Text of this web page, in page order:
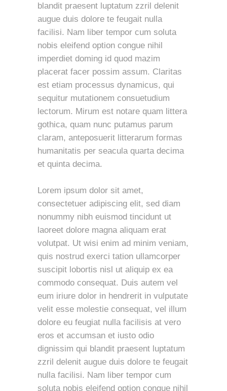
blandit praesent luptatum zzril delenit
augue duis dolore te feugait nulla
facilisi. Nam liber tempor cum soluta
nobis eleifend option congue nihil
imperdiet doming id quod mazim
placerat facer possim assum. Claritas
est etiam processus dynamicus, qui
sequitur mutationem consuetudium
lectorum. Mirum est notare quam littera
gothica, quam nunc putamus parum
claram, anteposuerit litterarum formas
humanitatis per seacula quarta decima
et quinta decima.
Lorem ipsum dolor sit amet,
consectetuer adipiscing elit, sed diam
nonummy nibh euismod tincidunt ut
laoreet dolore magna aliquam erat
volutpat. Ut wisi enim ad minim veniam,
quis nostrud exerci tation ullamcorper
suscipit lobortis nisl ut aliquip ex ea
commodo consequat. Duis autem vel
eum iriure dolor in hendrerit in vulputate
velit esse molestie consequat, vel illum
dolore eu feugiat nulla facilisis at vero
eros et accumsan et iusto odio
dignissim qui blandit praesent luptatum
zzril delenit augue duis dolore te feugait
nulla facilisi. Nam liber tempor cum
soluta nobis eleifend option congue nihil